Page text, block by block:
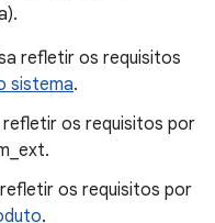
refletir os requisitos
sistema.
os requisitos por
os requisitos por
.